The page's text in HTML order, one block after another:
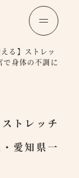
る】ストレッ
で身体の不調に
トレッチ
愛知県一